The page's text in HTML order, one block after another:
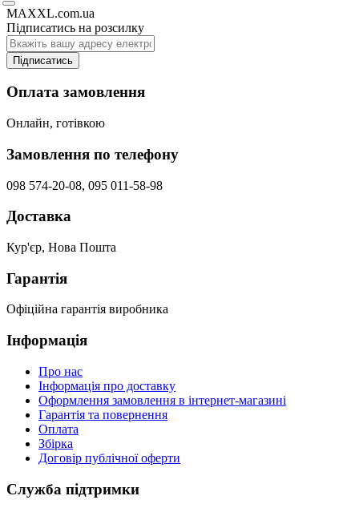
MAXXL.com.ua
Підписатись на розсилку
Підписатись
Оплата замовлення
Онлайн, готівкою
Замовлення по телефону
098 574-20-08, 095 011-58-98
Доставка
Кур'єр, Нова Пошта
Гарантія
Офіційна гарантія виробника
Інформація
Про нас
Інформація про доставку
Оформлення замовлення в інтернет-магазині
Гарантія та повернення
Оплата
Збірка
Договір публічної оферти
Служба підтримки